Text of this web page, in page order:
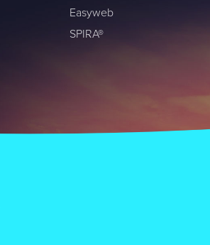
Easyweb
SPIRA®